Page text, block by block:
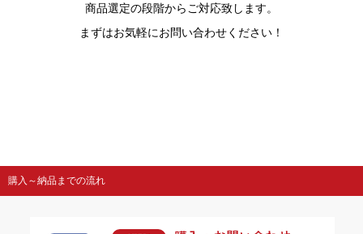
商品選定の段階からご対応致します。
まずはお気軽にお問い合わせください！
購入～納品までの流れ